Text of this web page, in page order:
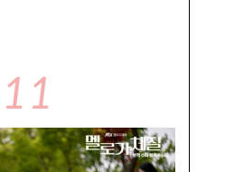
11